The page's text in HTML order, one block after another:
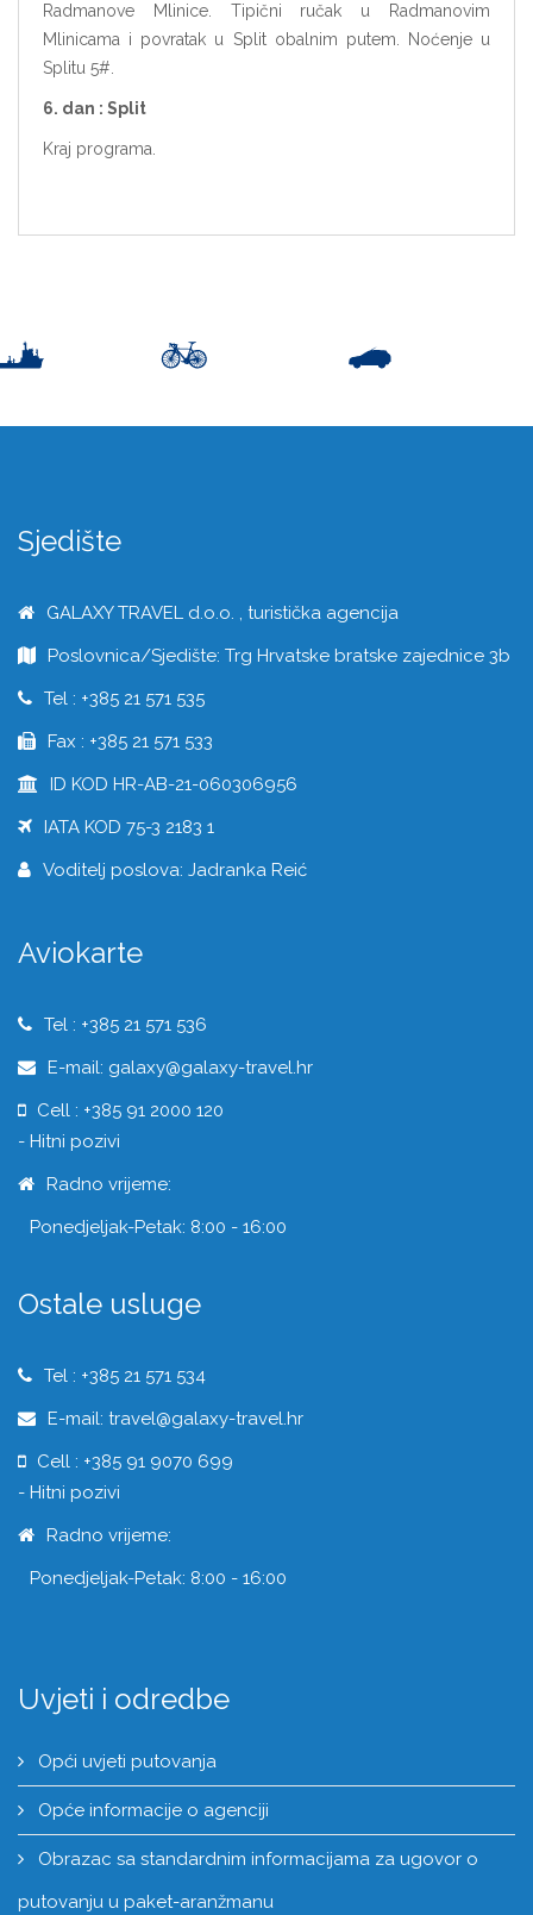
Radmanove Mlinice. Tipični ručak u Radmanovim
Mlinicama i povratak u Split obalnim putem. Noćenje u
Splitu 5#.
6. dan : Split
Kraj programa.
Sjedište
GALAXY TRAVEL d.o.o. , turistička agencija
Poslovnica/Sjedište: Trg Hrvatske bratske zajednice 3b
Tel : +385 21 571 535
Fax : +385 21 571 533
ID KOD HR-AB-21-060306956
IATA KOD 75-3 2183 1
Voditelj poslova: Jadranka Reić
Aviokarte
Tel : +385 21 571 536
E-mail: galaxy@galaxy-travel.hr
Cell : +385 91 2000 120
- Hitni pozivi
Radno vrijeme:
Ponedjeljak-Petak: 8:00 - 16:00
Ostale usluge
Tel : +385 21 571 534
E-mail: travel@galaxy-travel.hr
Cell : +385 91 9070 699
- Hitni pozivi
Radno vrijeme:
Ponedjeljak-Petak: 8:00 - 16:00
Uvjeti i odredbe
Opći uvjeti putovanja
Opće informacije o agenciji
Obrazac sa standardnim informacijama za ugovor o
putovanju u paket-aranžmanu